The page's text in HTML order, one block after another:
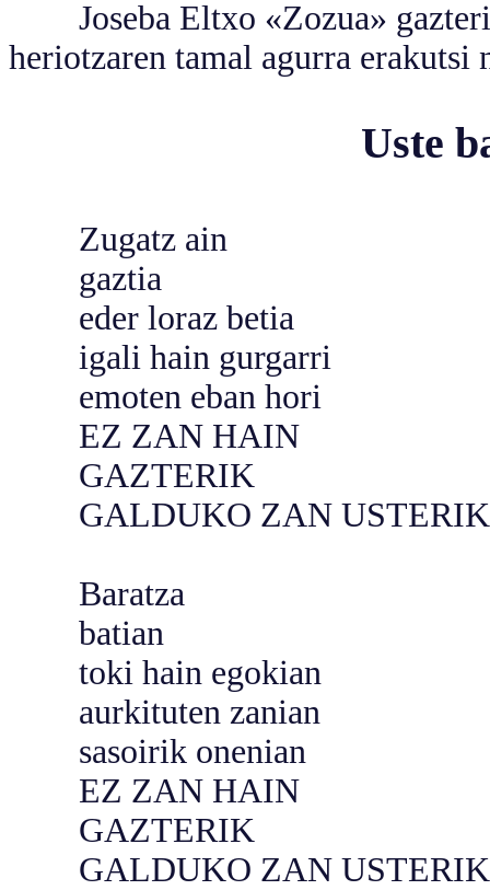
Joseba Eltxo «Zozua»
heriotzaren tamal agurra
Uste
Zugatz ain
gaztia
eder loraz betia
igali hain gurgarri
emoten eban hori
EZ ZAN HAIN
GAZTERIK
GALDUKO ZAN USTERIK
Baratza
batian
toki hain egokian
aurkituten zanian
sasoirik onenian
EZ ZAN HAIN
GAZTERIK
GALDUKO ZAN USTERIK